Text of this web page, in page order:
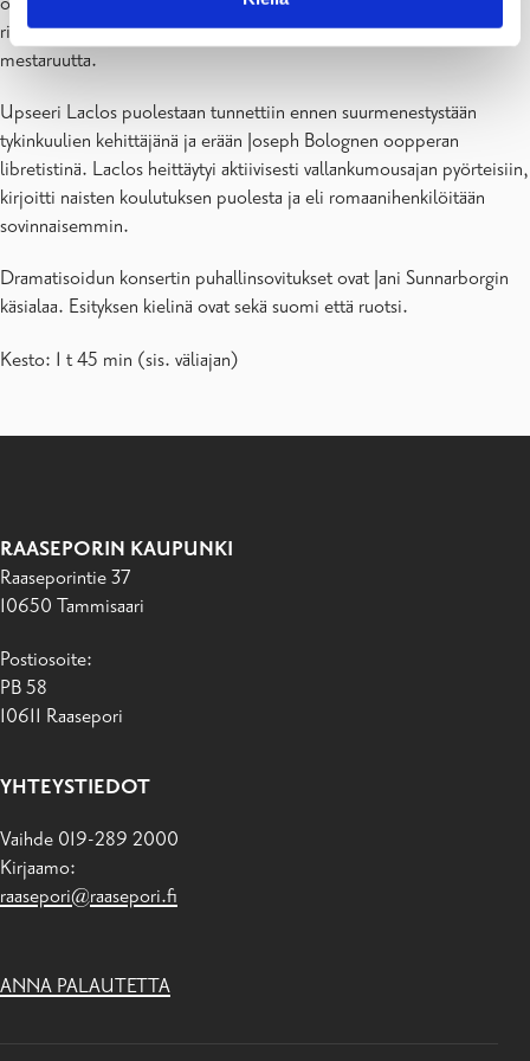
riemastuttavia klassismin aarteita: tehojen ja karaktäärien
mestaruutta.
Upseeri Laclos puolestaan tunnettiin ennen suurmenestystään
tykinkuulien kehittäjänä ja erään Joseph Bolognen oopperan
libretistinä. Laclos heittäytyi aktiivisesti vallankumousajan pyörteisiin,
kirjoitti naisten koulutuksen puolesta ja eli romaanihenkilöitään
sovinnaisemmin.
Dramatisoidun konsertin puhallinsovitukset ovat Jani Sunnarborgin
käsialaa. Esityksen kielinä ovat sekä suomi että ruotsi.
Kesto: 1 t 45 min (sis. väliajan)
RAASEPORIN KAUPUNKI
Raaseporintie 37
10650 Tammisaari
Postiosoite:
PB 58
10611 Raasepori
YHTEYSTIEDOT
Vaihde 019-289 2000
Kirjaamo:
raasepori@raasepori.fi
ANNA PALAUTETTA